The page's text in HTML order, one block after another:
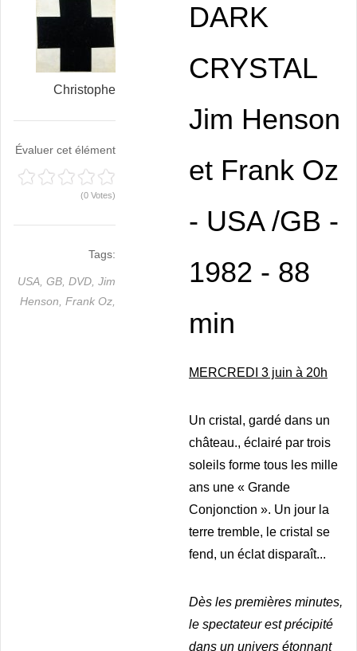
Christophe
Évaluer cet élément
(0 Votes)
Tags:
USA, GB, DVD, Jim
Henson, Frank Oz,
DARK
CRYSTAL
Jim Henson
et Frank Oz
- USA /GB -
1982 - 88
min
MERCREDI 3 juin à 20h
Un cristal, gardé dans un
château., éclairé par trois
soleils forme tous les mille
ans une « Grande
Conjonction ». Un jour la
terre tremble, le cristal se
fend, un éclat disparaît...
Dès les premières minutes,
le spectateur est précipité
dans un univers étonnant